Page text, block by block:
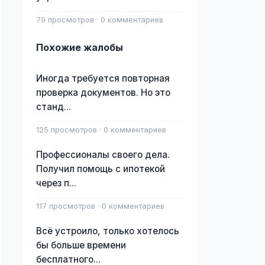
79 просмотров · 0 комментариев
Похожие жалобы
Иногда требуется повторная
проверка документов. Но это
станд...
125 просмотров · 0 комментариев
Профессионалы своего дела.
Получил помощь с ипотекой
через п...
117 просмотров · 0 комментариев
Всё устроило, только хотелось
бы больше времени
бесплатного...